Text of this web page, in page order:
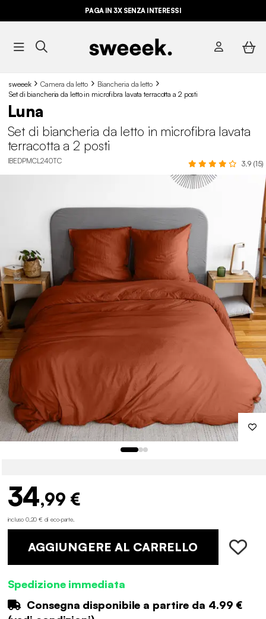
PAGA IN 3X SENZA INTERESSI
sweeek Camera da letto
Biancheria da letto
Set di biancheria da letto in microfibra lavata terracotta a 2 posti
Luna
Set di biancheria da letto in microfibra lavata
terracotta a 2 posti
IBEDPMCL240TC 3.9 (15)
34,99 €
incluso 0,20 € di eco-parte.
AGGIUNGERE AL CARRELLO
Spedizione immediata
Consegna disponibile a partire da 4.99 €